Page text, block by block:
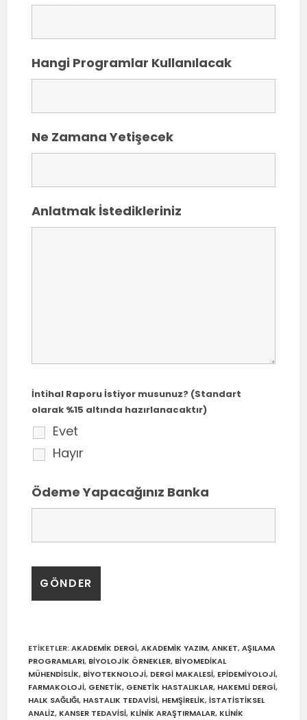
Hangi Programlar Kullanılacak
Ne Zamana Yetişecek
Anlatmak İstedikleriniz
İntihal Raporu İstiyor musunuz? (Standart
olarak %15 altında hazırlanacaktır)
Evet
Hayır
Ödeme Yapacağınız Banka
ETIKETLER:AKADEMIK DERGI, AKADEMIK YAZIM, ANKET, AŞILAMA
PROGRAMLARI, BIYOLOJIK ÖRNEKLER, BIYOMEDIKAL
MÜHENDISLIK, BIYOTEKNOLOJI, DERGI MAKALESI, EPIDEMIYOLOJI,
FARMAKOLOJI, GENETIK, GENETIK HASTALIKLAR, HAKEMLI DERGI,
HALK SAĞLIĞI, HASTALIK TEDAVISI, HEMŞIRELIK, ISTATISTIKSEL
ANALIZ, KANSER TEDAVISI, KLINIK ARAŞTIRMALAR, KLINIK